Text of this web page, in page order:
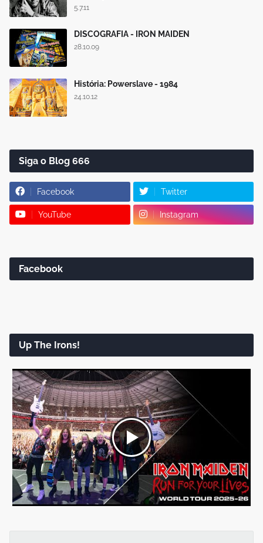
5.7.11
DISCOGRAFIA - IRON MAIDEN
28.10.09
História: Powerslave - 1984
24.10.12
Siga o Blog 666
Facebook Twitter
YouTube Instagram
Facebook
Up The Irons!